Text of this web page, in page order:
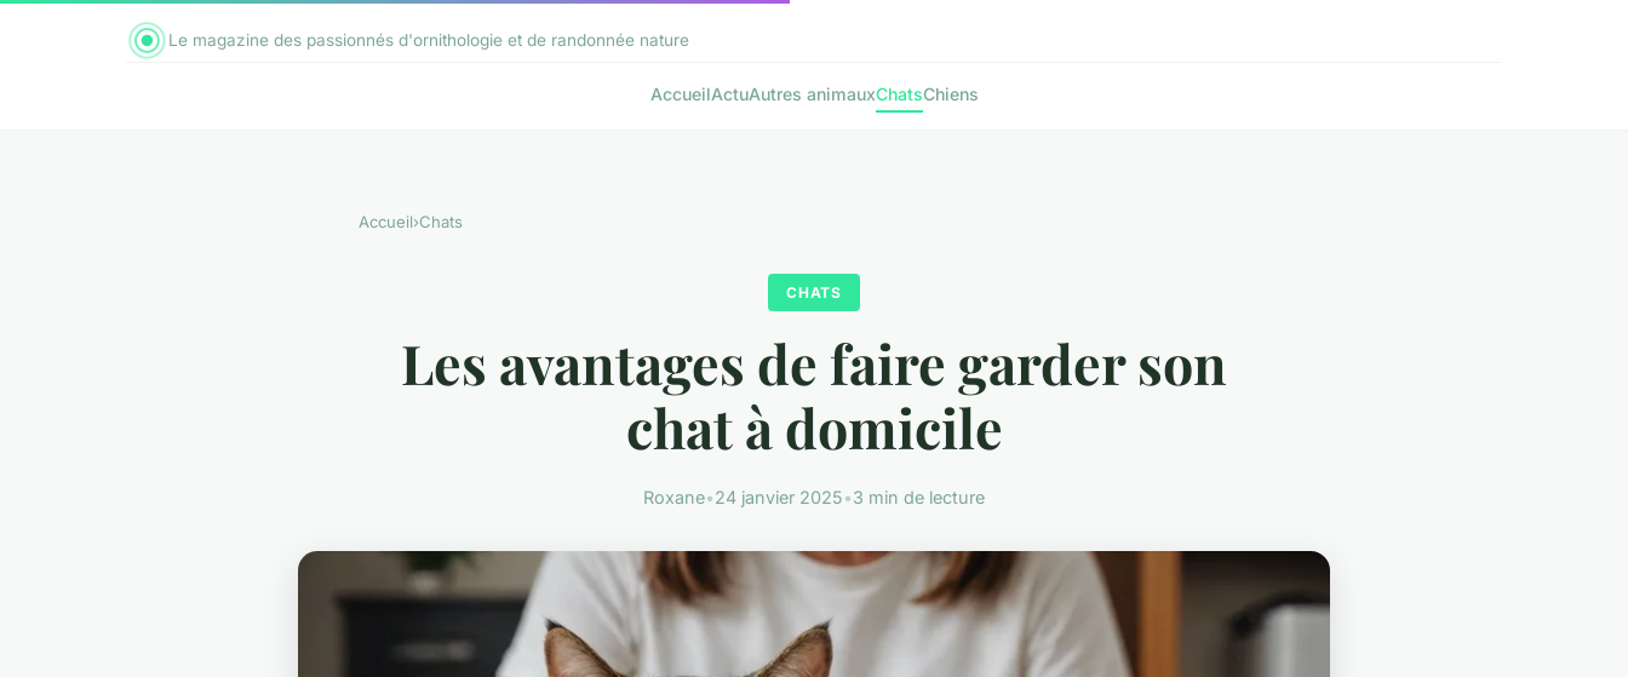
Le magazine des passionnés d'ornithologie et de randonnée nature
AccueilActuAutres animauxChatsChiens
Accueil›Chats
CHATS
Les avantages de faire garder son
chat à domicile
Roxane•24 janvier 2025•3 min de lecture